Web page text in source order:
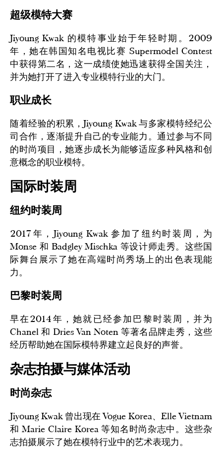
超级模特大赛
Jiyoung Kwak 的模特事业始于年轻时期。2009
年，她在韩国知名电视比赛 Supermodel Contest
中获得第二名，这一成绩使她迅速获得全国关注，
并为她打开了进入专业模特行业的大门。
职业成长
随着经验的积累，Jiyoung Kwak 与多家模特经纪公
司合作，逐渐提升自己的专业能力。通过参与不同
的时尚项目，她逐步成长为能够适应多种风格和创
意概念的职业模特。
国际时装周
纽约时装周
2017年，Jiyoung Kwak 参加了纽约时装周，为
Monse 和 Badgley Mischka 等设计师走秀。这些国
际舞台展示了她在高端时尚秀场上的出色表现能
力。
巴黎时装周
早在2014年，她就已经参加巴黎时装周，并为
Chanel 和 Dries Van Noten 等著名品牌走秀，这些
经历帮助她在国际模特界建立起良好的声誉。
杂志拍摄与媒体活动
时尚杂志
Jiyoung Kwak 曾出现在 Vogue Korea、Elle Vietnam
和 Marie Claire Korea 等知名时尚杂志中。这些杂
志拍摄展示了她在模特行业中的艺术表现力。